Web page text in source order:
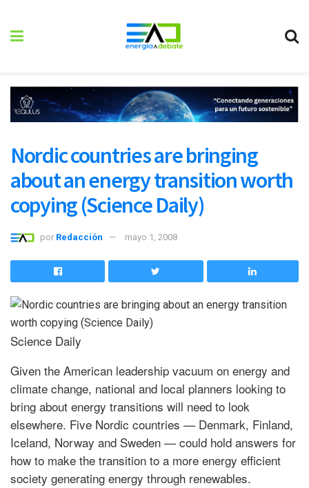
Nordic countries are bringing
about an energy transition worth
copying (Science Daily)
por Redacción mayo 1, 2008
Science Daily
Given the American leadership vacuum on energy and
climate change, national and local planners looking to
bring about energy transitions will need to look
elsewhere. Five Nordic countries — Denmark, Finland,
Iceland, Norway and Sweden — could hold answers for
how to make the transition to a more energy efficient
society generating energy through renewables.